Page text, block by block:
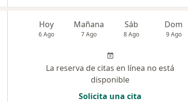
Hoy
6 Ago
Mañana
7 Ago
Sáb
8 Ago
Dom
9 Ago
La reserva de citas en línea no está
disponible
Solicita una cita